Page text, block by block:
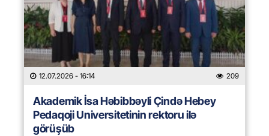
12.07.2026 - 16:14 209
Akademik İsa Həbibbəyli Çində Hebey
Pedaqoji Universitetinin rektoru ilə
görüşüb